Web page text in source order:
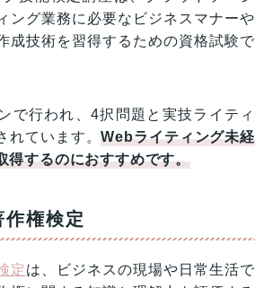
ング業務に必要なビジネスマナーや
成技術を習得するための資格試験で
で行われ、4択問題と実技ライティ
れています。Webライティング未経
得するのにおすすめです。
権検定
定 は、ビジネスの現場や日常生活で